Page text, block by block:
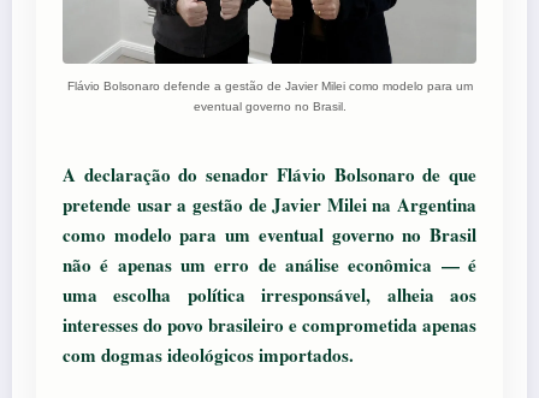
Flávio Bolsonaro defende a gestão de Javier Milei como modelo para um
eventual governo no Brasil.
A declaração do senador Flávio Bolsonaro de que
pretende usar a gestão de Javier Milei na Argentina
como modelo para um eventual governo no Brasil
não é apenas um erro de análise econômica — é
uma escolha política irresponsável, alheia aos
interesses do povo brasileiro e comprometida apenas
com dogmas ideológicos importados.